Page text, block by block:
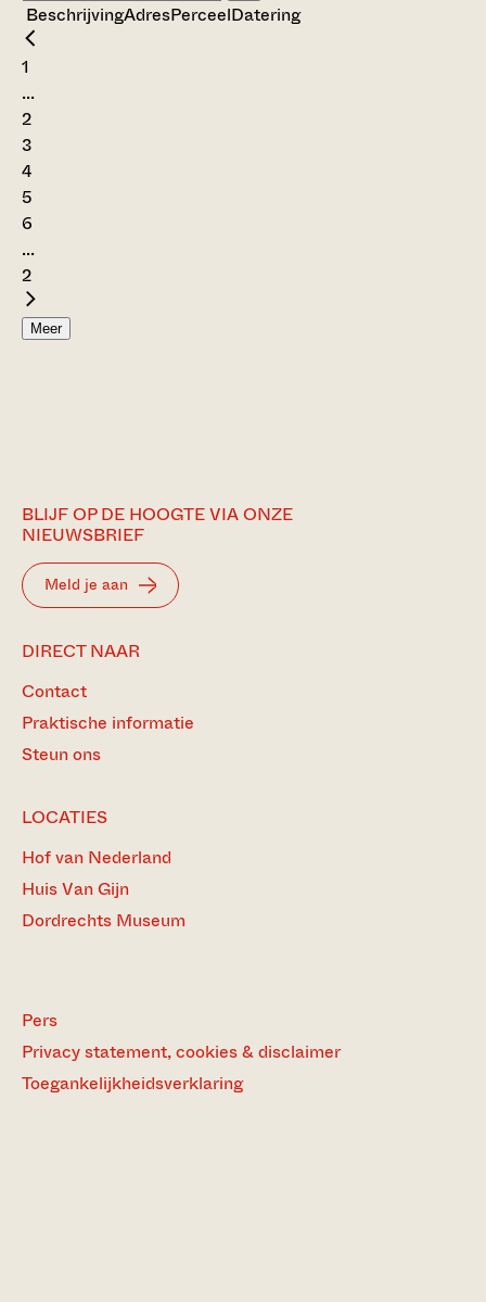
BeschrijvingAdresPerceelDatering
1
...
2
3
4
5
6
...
2
Meer
BLIJF OP DE HOOGTE VIA ONZE
NIEUWSBRIEF
Meld je aan
DIRECT NAAR
Contact
Praktische informatie
Steun ons
LOCATIES
Hof van Nederland
Huis Van Gijn
Dordrechts Museum
Pers
Privacy statement, cookies & disclaimer
Toegankelijkheidsverklaring